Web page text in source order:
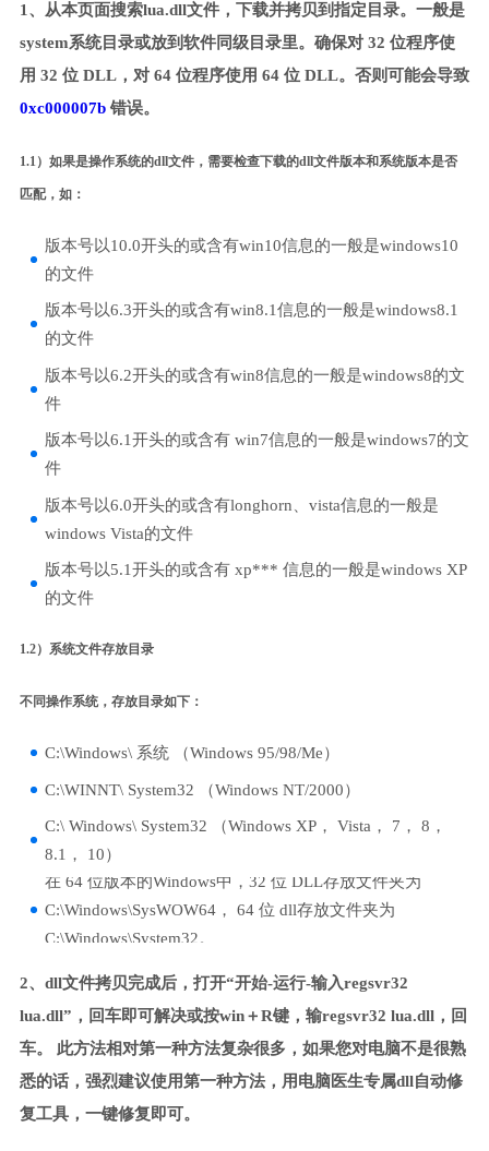
1、从本页面搜索lua.dll文件，下载并拷贝到指定目录。一般是
system系统目录或放到软件同级目录里。确保对 32 位程序使
用 32 位 DLL，对 64 位程序使用 64 位 DLL。否则可能会导致
0xc000007b错误。
1.1）如果是操作系统的dll文件，需要检查下载的dll文件版本和系统版本是否
匹配，如：
版本号以10.0开头的或含有win10信息的一般是windows10
的文件
版本号以6.3开头的或含有win8.1信息的一般是windows8.1
的文件
版本号以6.2开头的或含有win8信息的一般是windows8的文
件
版本号以6.1开头的或含有 win7信息的一般是windows7的文
件
版本号以6.0开头的或含有longhorn、vista信息的一般是
windows Vista的文件
版本号以5.1开头的或含有 xp*** 信息的一般是windows XP
的文件
1.2）系统文件存放目录
不同操作系统，存放目录如下：
C:\Windows\ 系统 （Windows 95/98/Me）
C:\WINNT\ System32 （Windows NT/2000）
C:\ Windows\ System32 （Windows XP， Vista， 7， 8，
8.1， 10）
在 64 位版本的Windows中，32 位 DLL存放文件夹为
C:\Windows\SysWOW64， 64 位 dll存放文件夹为
C:\Windows\System32。
2、dll文件拷贝完成后，打开“开始-运行-输入regsvr32
lua.dll”，回车即可解决或按win＋R键，输regsvr32 lua.dll，回
车。 此方法相对第一种方法复杂很多，如果您对电脑不是很熟
悉的话，强烈建议使用第一种方法，用电脑医生专属dll自动修
复工具，一键修复即可。